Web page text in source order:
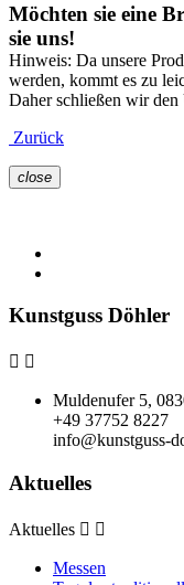
Möchten sie eine
sie uns!
Hinweis: Da unsere
werden, kommt es zu
Daher schließen wir den
Zurück
close
Kunstguss Döhler
 
Muldenufer 5,
+49 37752 8227
info@kunstguss-
Aktuelles
Aktuelles  
Messen